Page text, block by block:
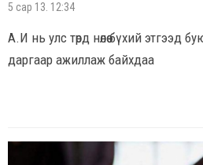
5 сар 13. 12:34
А.И нь улс төрд нөлөө бүхий этгээд
даргаар ажиллаж байхдаа